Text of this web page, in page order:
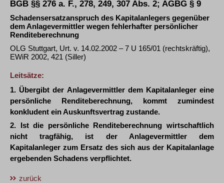
BGB §§ 276 a. F., 278, 249, 307 Abs. 2; AGBG § 9
Schadensersatzanspruch des Kapitalanlegers gegenüber
dem Anlagevermittler wegen fehlerhafter persönlicher
Renditeberechnung
OLG Stuttgart, Urt. v. 14.02.2002 – 7 U 165/01 (rechtskräftig),
EWiR 2002, 421 (Siller)
Leitsätze:
1. Übergibt der Anlagevermittler dem Kapitalanleger eine
persönliche Renditeberechnung, kommt zumindest
konkludent ein Auskunftsvertrag zustande.
2. Ist die persönliche Renditeberechnung wirtschaftlich
nicht tragfähig, ist der Anlagevermittler dem
Kapitalanleger zum Ersatz des sich aus der Kapitalanlage
ergebenden Schadens verpflichtet.
zurück